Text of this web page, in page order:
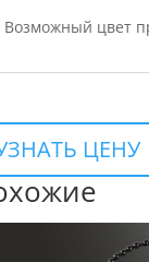
Возможный цвет
ЦЕНУ